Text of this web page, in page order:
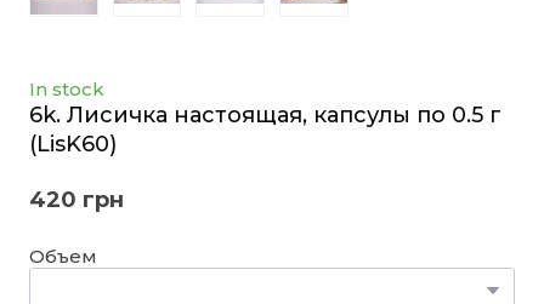
In stock
6k. Лисичка настоящая, капсулы по 0.5 г
(LisK60)
420 грн
Объем